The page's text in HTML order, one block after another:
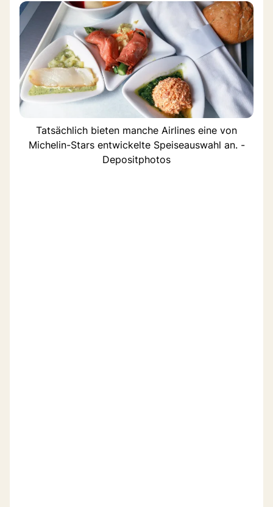
Tatsächlich bieten manche Airlines eine von
Michelin-Stars entwickelte Speiseauswahl an. -
Depositphotos